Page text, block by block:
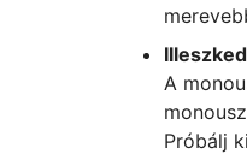
A
Próbálj